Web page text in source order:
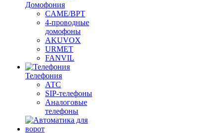
Домофония
CAME/BPT
4-проводные
домофоны
AKUVOX
URMET
FANVIL
Телефония
АТС
SIP-телефоны
Аналоговые
телефоны